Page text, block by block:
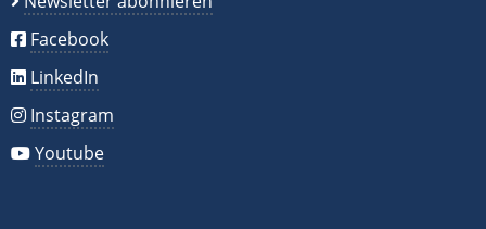
Facebook
LinkedIn
Instagram
Youtube